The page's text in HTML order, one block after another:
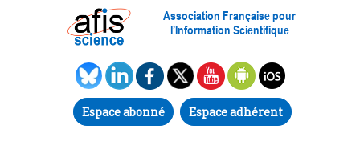
Association Française pour
l’Information Scientifique
Espace abonné Espace adhérent